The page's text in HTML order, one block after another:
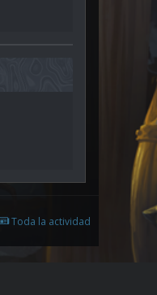
Toda la actividad